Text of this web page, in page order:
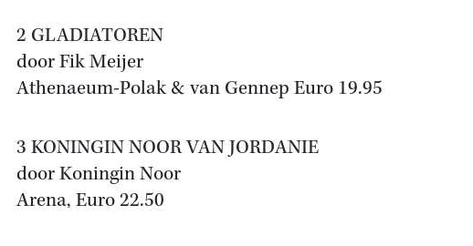
2 GLADIATOREN
door Fik Meijer
Athenaeum-Polak & van Gennep Euro 19.95
3 KONINGIN NOOR VAN JORDANIE
door Koningin Noor
Arena, Euro 22.50